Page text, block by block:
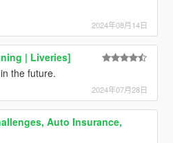
2024年08月14日
| Liveries]
the future.
2024年07月28日
Auto Insurance,